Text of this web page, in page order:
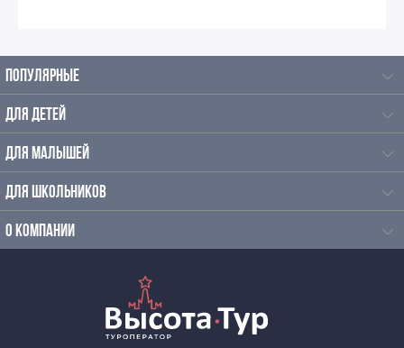
ПОПУЛЯРНЫЕ
ДЛЯ ДЕТЕЙ
ДЛЯ МАЛЫШЕЙ
ДЛЯ ШКОЛЬНИКОВ
О КОМПАНИИ